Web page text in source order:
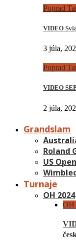
Poprad
VIDEO
3 júla,
Poprad
VIDEO
2 júla,
Grandslam
Roland
US Open
Turnaje
OH 2024
OH